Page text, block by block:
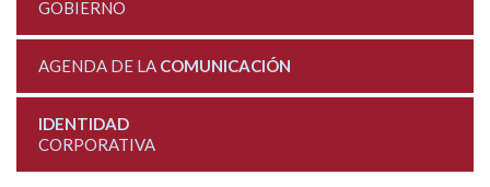
GOBIERNO
AGENDA DE LA COMUNICACIÓN
IDENTIDAD
CORPORATIVA